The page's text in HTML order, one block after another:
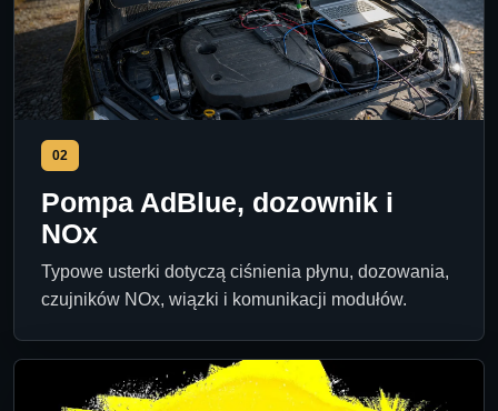
02
Pompa AdBlue, dozownik i
NOx
Typowe usterki dotyczą ciśnienia płynu, dozowania,
czujników NOx, wiązki i komunikacji modułów.